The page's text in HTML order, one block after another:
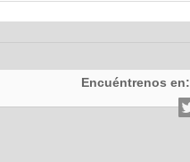
Encuéntrenos en: